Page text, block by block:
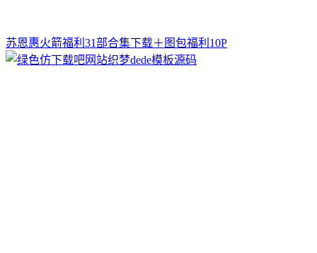
苏恩惠火箭福利31部合集下载＋图包福利10P